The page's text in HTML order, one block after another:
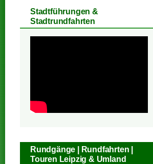
Stadtführungen &
Stadtrundfahrten
Rundgänge | Rundfahrten |
Touren Leipzig & Umland